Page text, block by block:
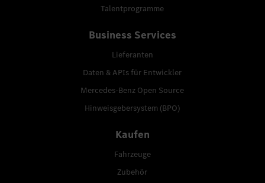
Talentprogramme
Business Services
Lieferanten
Daten & APIs für Entwickler
Mercedes-Benz Open Source
Hinweisgebersystem (BPO)
Kaufen
Fahrzeuge
Zubehör